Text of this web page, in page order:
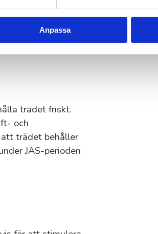
Anpassa
balanserad
tillväxt och
vårvintern för att
trädet friskt.
och
att trädet behåller
JAS-perioden